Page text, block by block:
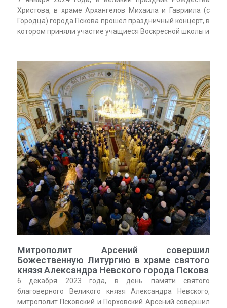
Христова, в храме Архангелов Михаила и Гавриила (с
Городца) города Пскова прошёл праздничный концерт, в
котором приняли участие учащиеся Воскресной школы и
Митрополит Арсений совершил
Божественную Литургию в храме святого
князя Александра Невского города Пскова
6 декабря 2023 года, в день памяти святого
благоверного Великого князя Александра Невского,
митрополит Псковский и Порховский Арсений совершил